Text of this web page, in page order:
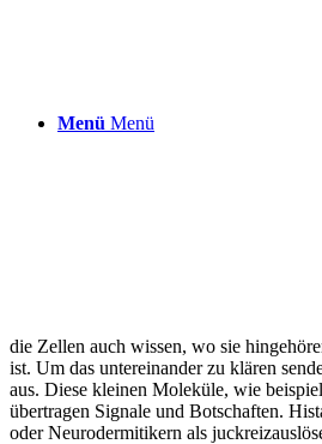
Menü Menü
die Zellen auch wissen, wo sie
ist. Um das untereinander zu klären
aus. Diese kleinen Moleküle, wie
übertragen Signale und Botschaften.
oder Neurodermitikern als